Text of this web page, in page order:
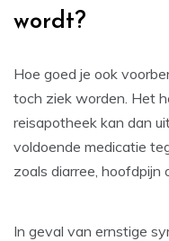
wordt?
Hoe goed je ook
toch ziek worden. Het
reisapotheek kan dan
voldoende medicatie
zoals diarree, hoofdpijn
In geval van ernstige